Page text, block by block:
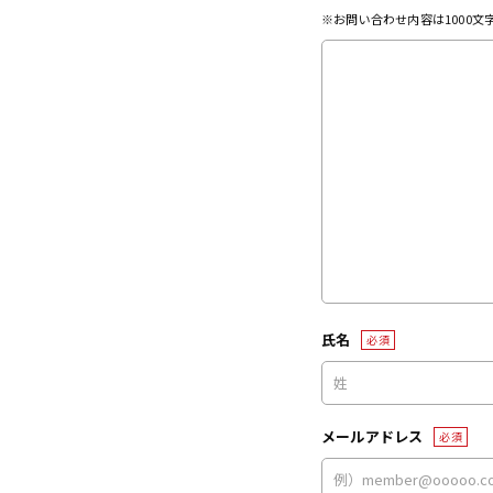
※お問い合わせ内容は1000文
氏名 必須
メールアドレス 必須